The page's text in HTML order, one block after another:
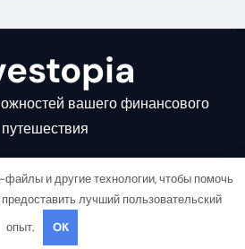
вашего финансового
путешествия
reserved |
файлы и другие технологии, чтобы помочь
лучший пользовательский
опыт.
OK